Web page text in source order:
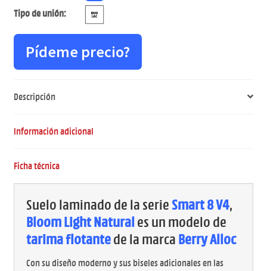
Tipo de unión:
Pídeme precio?
Descripción
Información adicional
Ficha técnica
Suelo laminado de la serie Smart 8 V4,
Bloom Light Natural es un modelo de
tarima flotantede la marca Berry Alloc
Con su diseño moderno y sus biseles adicionales en las